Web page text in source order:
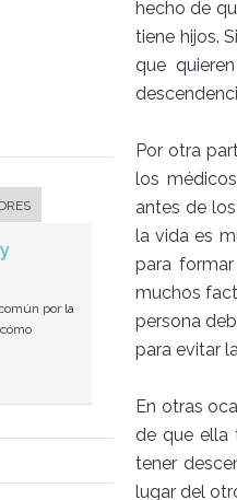
hecho de
tiene hijos.
que
Por otra
los
antes de
la vida es
para
muchos
persona
para evitar
En otras
de que ella
tener
lugar del
por la